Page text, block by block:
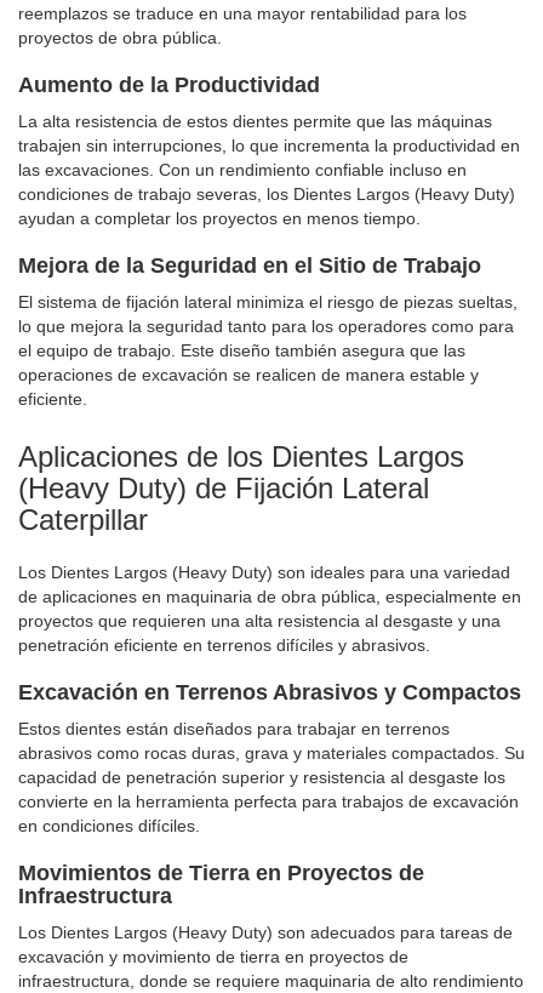
reemplazos se traduce en una mayor rentabilidad para los
proyectos de obra pública.
Aumento de la Productividad
La alta resistencia de estos dientes permite que las máquinas
trabajen sin interrupciones, lo que incrementa la productividad en
las excavaciones. Con un rendimiento confiable incluso en
condiciones de trabajo severas, los Dientes Largos (Heavy Duty)
ayudan a completar los proyectos en menos tiempo.
Mejora de la Seguridad en el Sitio de Trabajo
El sistema de fijación lateral minimiza el riesgo de piezas sueltas,
lo que mejora la seguridad tanto para los operadores como para
el equipo de trabajo. Este diseño también asegura que las
operaciones de excavación se realicen de manera estable y
eficiente.
Aplicaciones de los Dientes Largos
(Heavy Duty) de Fijación Lateral
Caterpillar
Los Dientes Largos (Heavy Duty) son ideales para una variedad
de aplicaciones en maquinaria de obra pública, especialmente en
proyectos que requieren una alta resistencia al desgaste y una
penetración eficiente en terrenos difíciles y abrasivos.
Excavación en Terrenos Abrasivos y Compactos
Estos dientes están diseñados para trabajar en terrenos
abrasivos como rocas duras, grava y materiales compactados. Su
capacidad de penetración superior y resistencia al desgaste los
convierte en la herramienta perfecta para trabajos de excavación
en condiciones difíciles.
Movimientos de Tierra en Proyectos de
Infraestructura
Los Dientes Largos (Heavy Duty) son adecuados para tareas de
excavación y movimiento de tierra en proyectos de
infraestructura, donde se requiere maquinaria de alto rendimiento